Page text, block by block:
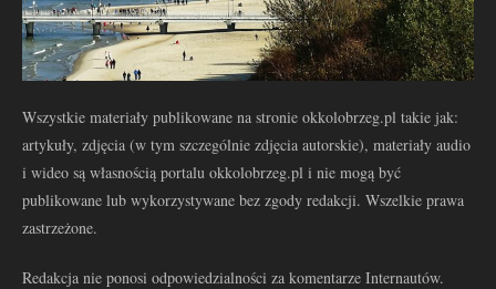
Wszystkie materiały publikowane na stronie okkolobrzeg.pl takie jak:
artykuły, zdjęcia (w tym szczególnie zdjęcia autorskie), materiały audio
i wideo są własnością portalu okkolobrzeg.pl i nie mogą być
publikowane lub wykorzystywane bez zgody redakcji. Wszelkie prawa
zastrzeżone.
Redakcja nie ponosi odpowiedzialności za komentarze Internautów.